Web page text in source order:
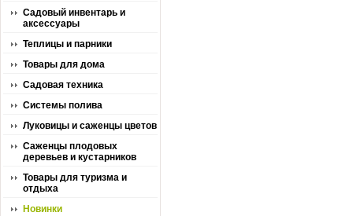
Садовый инвентарь и
аксессуары
Теплицы и парники
Товары для дома
Садовая техника
Системы полива
Луковицы и саженцы цветов
Саженцы плодовых
деревьев и кустарников
Товары для туризма и
отдыха
Новинки